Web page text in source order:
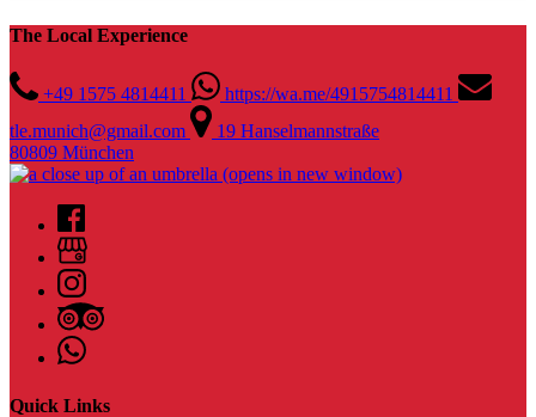
The Local Experience
+49 1575 4814411
https://wa.me/4915754814411
tle.munich@gmail.com
19 Hanselmannstraße
80809 München
(opens in new window)
Quick Links